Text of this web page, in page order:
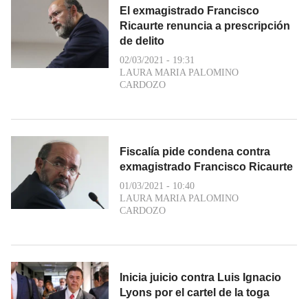
El exmagistrado Francisco
Ricaurte renuncia a prescripción
de delito
02/03/2021 - 19:31
LAURA MARIA PALOMINO
CARDOZO
Fiscalía pide condena contra
exmagistrado Francisco Ricaurte
01/03/2021 - 10:40
LAURA MARIA PALOMINO
CARDOZO
Inicia juicio contra Luis Ignacio
Lyons por el cartel de la toga